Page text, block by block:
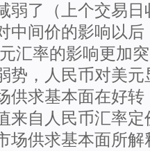
弱了（上个交易
中间价的影响以
汇率的影响更加
势，人民币对美
供求基本面在好
来自人民币汇率
场供求基本面所解